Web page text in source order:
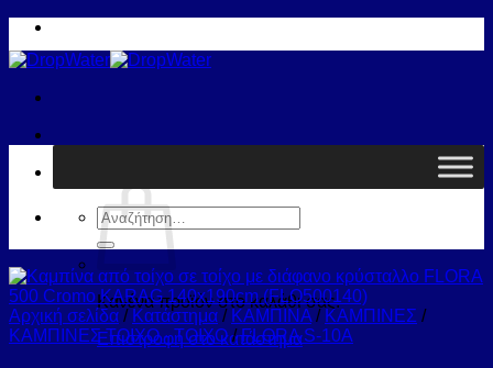
Μετάβαση
περιεχόμενο
Κανένα προϊόν στο καλάθι σας.
Επιστροφή στο κατάστημα
Αναζήτηση
για:
Αρχική σελίδα / Κατάστημα / ΚΑΜΠΙΝΑ / ΚΑΜΠΙΝΕΣ /
ΚΑΜΠΙΝΕΣ ΤΟΙΧΟ - ΤΟΙΧΟ / FLORA S-10A